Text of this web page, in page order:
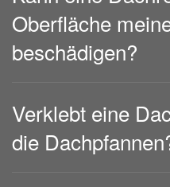
Oberfläche
beschädigen?
Verklebt eine
die